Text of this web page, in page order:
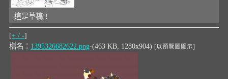
這是草稿!!
[+ / -]
檔名： 1395326682622.png-(463 KB, 1280x904) [以預覽圖顯示]